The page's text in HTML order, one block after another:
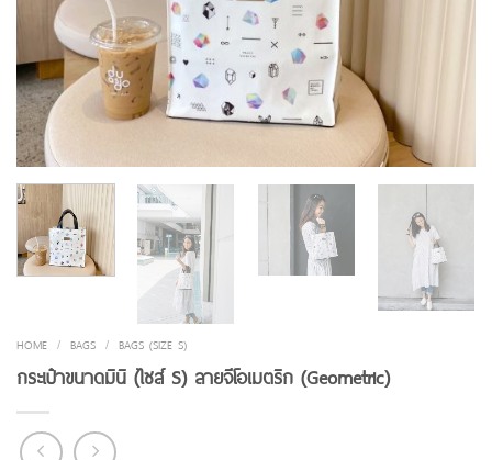
HOME / BAGS / BAGS (SIZE S)
กระเป๋าขนาดมินิ (ไซส์ S) ลายจีโอเมตริก (Geometric)